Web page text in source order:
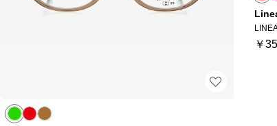
￥